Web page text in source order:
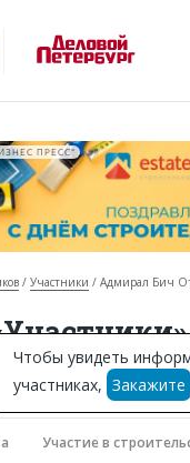
объектов
ПРЕСС"
Участники Адмирал Бич
Участие в
Чтобы увидеть
участниках, Закажите